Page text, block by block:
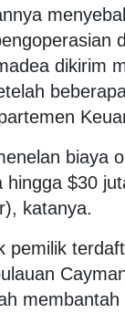
dikirim
biaya
hingga $30
katanya.
pemilik
membantah